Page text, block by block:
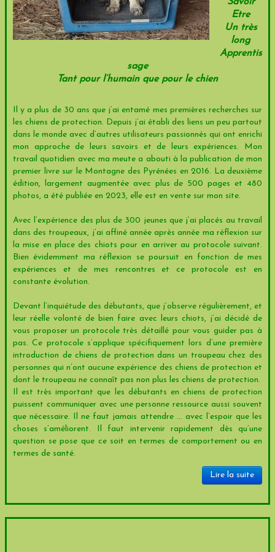
Etre
Un très
long
Apprentis
sage
Tant pour l’humain que pour le chien
Il y a plus de 30 ans que j’ai entamé mes premières recherches sur
les chiens de protection. Depuis j’ai établi des liens un peu partout
dans le monde avec d’autres utilisateurs passionnés qui ont enrichi
mon approche de leurs savoirs et de leurs expériences. Mon
travail quotidien avec ma meute a abouti à la publication de mon
premier livre sur le Montagne des Pyrénées en 2016. La deuxième
édition, largement augmentée avec plus de 500 pages et 480
photos, a été publiée en 2023, elle est en vente sur mon site.
Avec l’expérience des plus de 300 jeunes que j’ai placés au travail
dans des troupeaux, j’ai affiné année après année ma réflexion sur
la mise en place des chiots pour en arriver au protocole suivant.
Bien évidemment ma réflexion se poursuit en fonction de mes
expériences et de mes rencontres et ce protocole est en
constante évolution.
Devant l’inquiétude des débutants, que j’observe régulièrement, et
leur réelle volonté de bien faire avec leurs chiots, j’ai décidé de
vous proposer un protocole très détaillé pour vous guider pas à
pas. Ce protocole s’applique spécifiquement lors d’une première
introduction de chiens de protection dans un troupeau chez des
personnes qui n’ont aucune expérience des chiens de protection et
dont le troupeau ne connaît pas non plus les chiens de protection.
Il est très important que les débutants en chiens de protection
puissent communiquer avec une personne ressource aussi souvent
que nécessaire. Il ne faut jamais attendre … avec l’espoir que les
choses s’améliorent. Il faut intervenir rapidement dès qu’une
question se pose que ce soit en termes de comportement ou en
termes de santé.
Lire la suite